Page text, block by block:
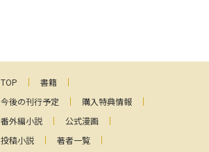
TOP
書籍
今後の刊行予定
購入特典情報
番外編小説
公式漫画
投稿小説
著者一覧